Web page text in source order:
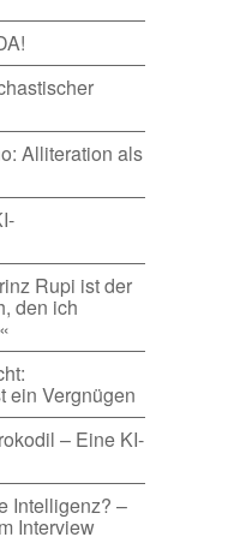
Alliteration als
Rupi ist der
den ich
ein Vergnügen
– Eine KI-
Intelligenz? –
Interview